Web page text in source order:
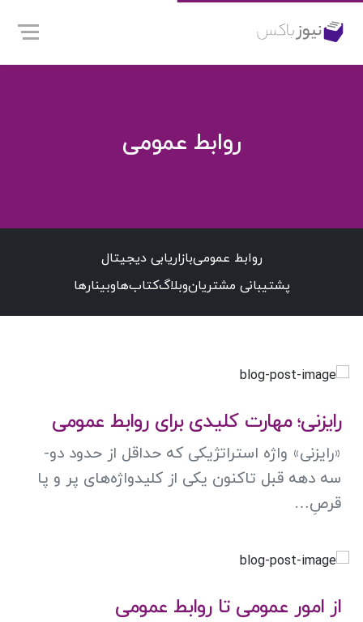
روابط عمومی
روابط عمومیبازاریابی دیجیتال
پشتیبانی مشتریانوبلاگکتاب‌هاوبینارها
رایزنی؛ مهارت کلیدی برای روابط عمومی
«رایزنی» واژه استراتژیکی که حداقل از حدود دو-
سه دهه قبل تاکنون یکی از کلیدواژه‌های پر و پا
قرصِ…
از امور عمومی تا روابط عمومی